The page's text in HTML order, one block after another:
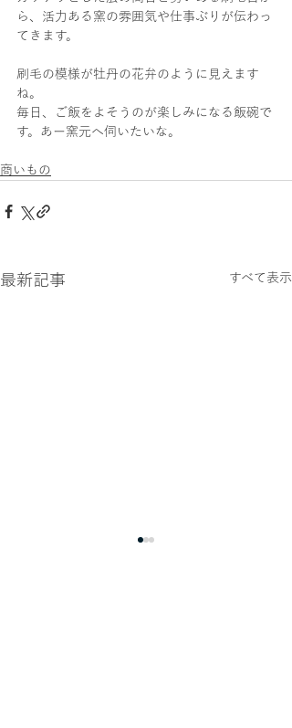
ら、活力ある窯の雰囲気や仕事ぶりが伝わっ
てきます。
刷毛の模様が牡丹の花弁のように見えます
ね。
毎日、ご飯をよそうのが楽しみになる飯碗で
す。あー窯元へ伺いたいな。
商いもの
最新記事 すべて表示